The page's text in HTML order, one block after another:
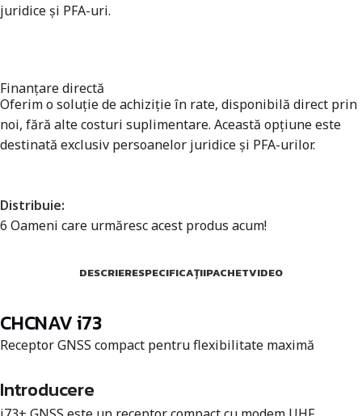
juridice și PFA-uri.
Finanțare directă
Oferim o soluție de achiziție în rate, disponibilă direct prin
noi, fără alte costuri suplimentare. Această opțiune este
destinată exclusiv persoanelor juridice și PFA-urilor.
Distribuie:
6 Oameni care urmăresc acest produs acum!
DESCRIERESPECIFICAȚIIPACHETVIDEO
CHCNAV i73
Receptor GNSS compact pentru flexibilitate maximă
Introducere